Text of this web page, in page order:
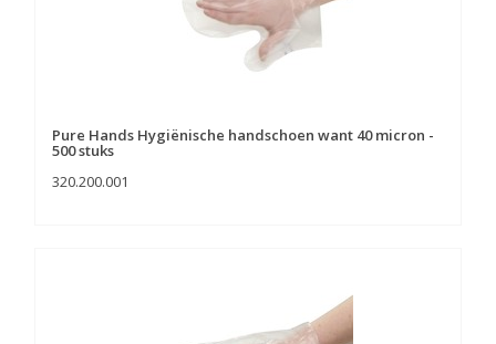
Pure Hands Hygiënische handschoen want 40 micron -
500 stuks
320.200.001